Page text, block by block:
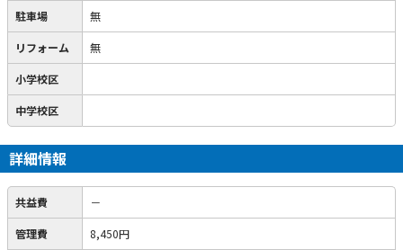
駐車場 無
リフォーム 無
小学校区
中学校区
詳細情報
共益費 －
管理費 8,450円